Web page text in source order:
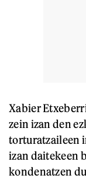
Xabier
zein izan den
torturatzaileen
izan daitekeen
kondenatzen